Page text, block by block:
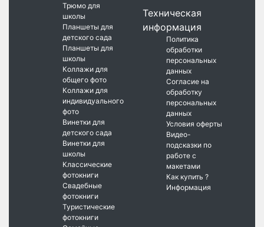
Трюмо для
школы
Планшеты для
детского сада
Планшеты для
школы
Коллажи для
общего фото
Коллажи для
индивидуального
фото
Винетки для
детского сада
Винетки для
школы
Классические
фотокниги
Свадебные
фотокниги
Туристические
фотокниги
Техническая
информация
Политика
обработки
персональных
данных
Согласие на
обработку
персональных
данных
Условия оферты
Видео-
подсказки по
работе с
макетами
Как купить ?
Информация